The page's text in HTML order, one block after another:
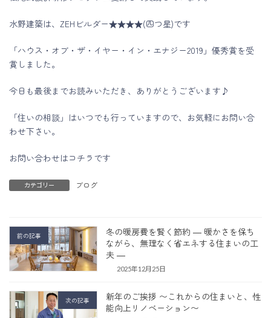
水野建築は、ZEHビルダー★★★★(四つ星)です
「ハウス・オブ・ザ・イヤー・イン・エナジー2019」優秀賞を受
賞しました。
今日も最後までお読みいただき、ありがとうございます♪
「住いの相談」はいつでも行っていますので、お気軽にお問い合
わせ下さい。
お問い合わせはコチラです
カテゴリー ブログ
前の記事
冬の暖房費を賢く節約 ― 暖かさを保ち
ながら、無理なく省エネする住まいの工
夫 ―
2025年12月25日
次の記事
新年のご挨拶 〜これからの住まいと、性
能向上リノベーション〜